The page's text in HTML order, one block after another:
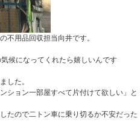
不用品回収担当向井です。
候になってくれたら嬉しいんです
した。
ション一部屋すべて片付けて欲しい」と
たので二トン車に乗り切るか不安だった